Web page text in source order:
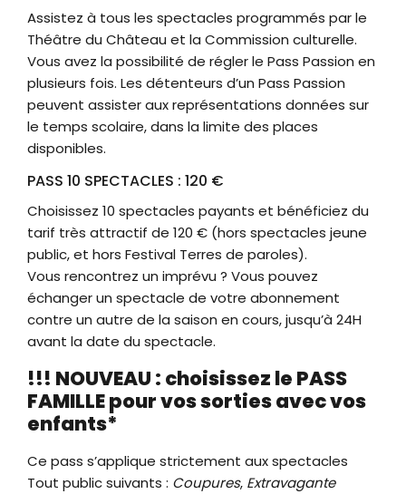
Assistez à tous les spectacles programmés par le
Théâtre du Château et la Commission culturelle.
Vous avez la possibilité de régler le Pass Passion en
plusieurs fois. Les détenteurs d’un Pass Passion
peuvent assister aux représentations données sur
le temps scolaire, dans la limite des places
disponibles.
PASS 10 SPECTACLES : 120 €
Choisissez 10 spectacles payants et bénéficiez du
tarif très attractif de 120 € (hors spectacles jeune
public, et hors Festival Terres de paroles).
Vous rencontrez un imprévu ? Vous pouvez
échanger un spectacle de votre abonnement
contre un autre de la saison en cours, jusqu’à 24H
avant la date du spectacle.
!!! NOUVEAU : choisissez le PASS
FAMILLE pour vos sorties avec vos
enfants*
Ce pass s’applique strictement aux spectacles
Tout public suivants : Coupures, Extravagante